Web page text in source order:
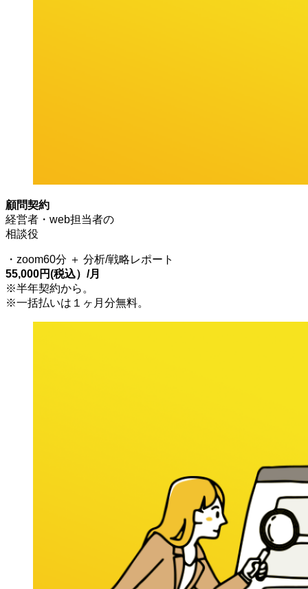
顧問契約
経営者・web担当者の
相談役
・zoom60分 ＋ 分析/戦略レポート
55,000円(税込）/月
※半年契約から。
※一括払いは１ヶ月分無料。